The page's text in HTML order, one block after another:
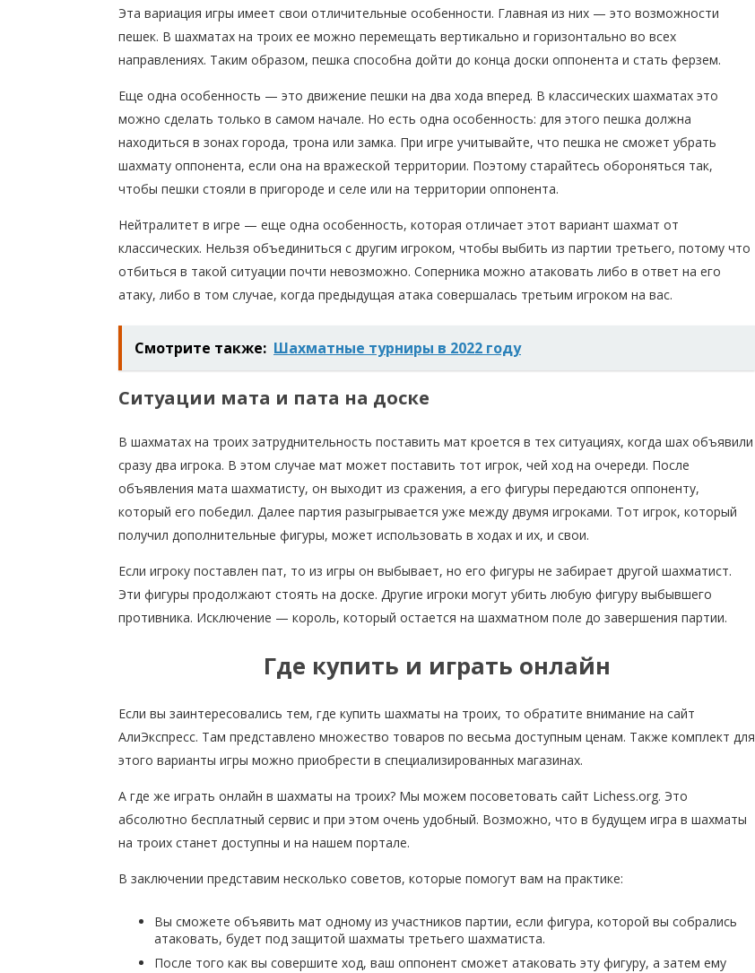
Эта вариация игры имеет свои отличительные особенности. Главная из них — это возможности
пешек. В шахматах на троих ее можно перемещать вертикально и горизонтально во всех
направлениях. Таким образом, пешка способна дойти до конца доски оппонента и стать ферзем.
Еще одна особенность — это движение пешки на два хода вперед. В классических шахматах это
можно сделать только в самом начале. Но есть одна особенность: для этого пешка должна
находиться в зонах города, трона или замка. При игре учитывайте, что пешка не сможет убрать
шахмату оппонента, если она на вражеской территории. Поэтому старайтесь обороняться так,
чтобы пешки стояли в пригороде и селе или на территории оппонента.
Нейтралитет в игре — еще одна особенность, которая отличает этот вариант шахмат от
классических. Нельзя объединиться с другим игроком, чтобы выбить из партии третьего, потому что
отбиться в такой ситуации почти невозможно. Соперника можно атаковать либо в ответ на его
атаку, либо в том случае, когда предыдущая атака совершалась третьим игроком на вас.
Смотрите также: Шахматные турниры в 2022 году
Ситуации мата и пата на доске
В шахматах на троих затруднительность поставить мат кроется в тех ситуациях, когда шах объявили
сразу два игрока. В этом случае мат может поставить тот игрок, чей ход на очереди. После
объявления мата шахматисту, он выходит из сражения, а его фигуры передаются оппоненту,
который его победил. Далее партия разыгрывается уже между двумя игроками. Тот игрок, который
получил дополнительные фигуры, может использовать в ходах и их, и свои.
Если игроку поставлен пат, то из игры он выбывает, но его фигуры не забирает другой шахматист.
Эти фигуры продолжают стоять на доске. Другие игроки могут убить любую фигуру выбывшего
противника. Исключение — король, который остается на шахматном поле до завершения партии.
Где купить и играть онлайн
Если вы заинтересовались тем, где купить шахматы на троих, то обратите внимание на сайт
АлиЭкспресс. Там представлено множество товаров по весьма доступным ценам. Также комплект для
этого варианты игры можно приобрести в специализированных магазинах.
А где же играть онлайн в шахматы на троих? Мы можем посоветовать сайт Lichess.org. Это
абсолютно бесплатный сервис и при этом очень удобный. Возможно, что в будущем игра в шахматы
на троих станет доступны и на нашем портале.
В заключении представим несколько советов, которые помогут вам на практике:
Вы сможете объявить мат одному из участников партии, если фигура, которой вы собрались
атаковать, будет под защитой шахматы третьего шахматиста.
После того как вы совершите ход, ваш оппонент сможет атаковать эту фигуру, а затем ему